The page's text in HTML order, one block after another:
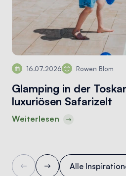
Alle
16.07.2026 Rowen Blom
Glamping in der
luxuriösen Safarizelt
Weiterlesen